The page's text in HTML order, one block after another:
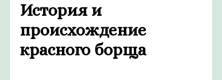
История и
происхождение
красного борща